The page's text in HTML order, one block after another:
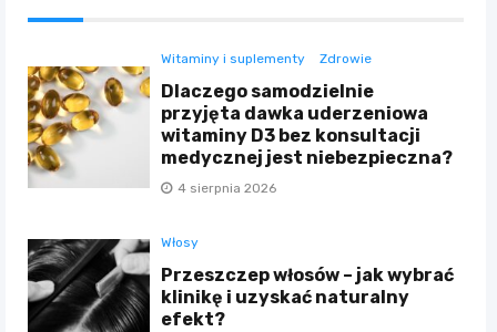
Witaminy i suplementy Zdrowie
Dlaczego samodzielnie
przyjęta dawka uderzeniowa
witaminy D3 bez konsultacji
medycznej jest niebezpieczna?
4 sierpnia 2026
Włosy
Przeszczep włosów – jak wybrać
klinikę i uzyskać naturalny
efekt?